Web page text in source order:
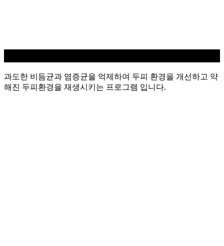
과도한 비듬균과 염증균을 억제하여 두피 환경을 개선하고 약
해진 두피환경을 재생시키는 프로그램 입니다.